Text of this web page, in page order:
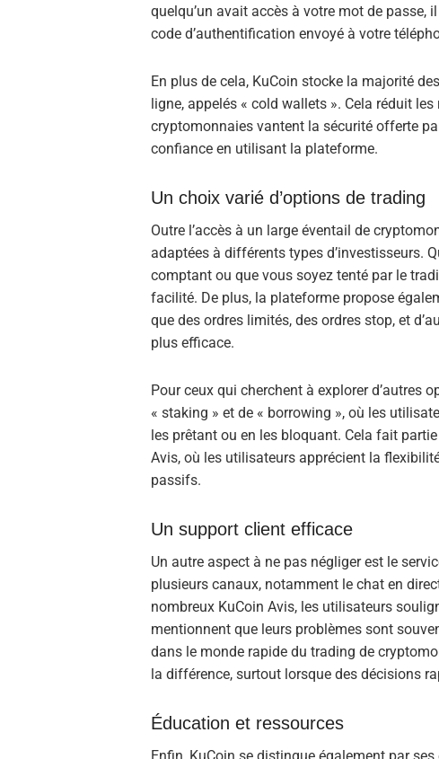
quelqu’un avait accès à votre mot de passe,
code d’authentification envoyé à votre
En plus de cela, KuCoin stocke la majorité
ligne, appelés « cold wallets ». Cela réduit
cryptomonnaies vantent la sécurité offerte
confiance en utilisant la plateforme.
Un choix varié d’options de trading
Outre l’accès à un large éventail de
adaptées à différents types d’investisseurs.
comptant ou que vous soyez tenté par le
facilité. De plus, la plateforme propose
que des ordres limités, des ordres stop, et
plus efficace.
Pour ceux qui cherchent à explorer d’autres
« staking » et de « borrowing », où les
les prêtant ou en les bloquant. Cela fait
Avis, où les utilisateurs apprécient la
passifs.
Un support client efficace
Un autre aspect à ne pas négliger est le
plusieurs canaux, notamment le chat en
nombreux KuCoin Avis, les utilisateurs
mentionnent que leurs problèmes sont
dans le monde rapide du trading de
la différence, surtout lorsque des décisions
Éducation et ressources